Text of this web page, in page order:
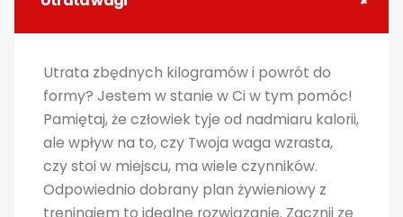
Utrata zbędnych kilogramów i powrót do
formy? Jestem w stanie w Ci w tym pomóc!
Pamiętaj, że człowiek tyje od nadmiaru kalorii,
ale wpływ na to, czy Twoja waga wzrasta,
czy stoi w miejscu, ma wiele czynników.
Odpowiednio dobrany plan żywieniowy z